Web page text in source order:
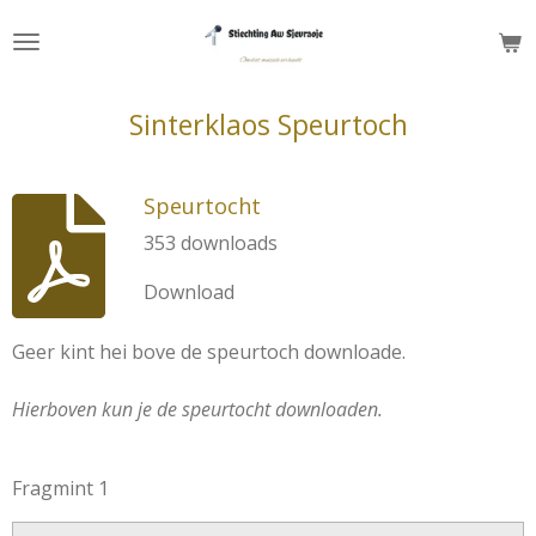
direct
Sinterklaos Speurtoch
Speurtocht
353 downloads
Download
Geer kint hei bove de speurtoch downloade.
Hierboven kun je de speurtocht downloaden.
Fragmint 1